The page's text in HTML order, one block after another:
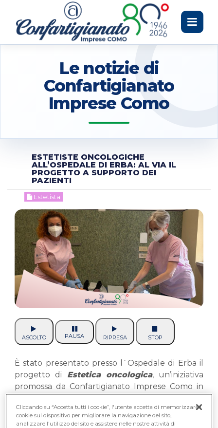
Toggle
Le notizie di
Confartigianato
Imprese Como
ESTETISTE ONCOLOGICHE
ALL’OSPEDALE DI ERBA: AL VIA IL
PROGETTO A SUPPORTO DEI
PAZIENTI
Estetista
ASCOLTO PAUSA RIPRESA STOP
È stato presentato presso l`Ospedale di Erba il
progetto di Estetica oncologica, un’iniziativa
promossa da Confartigianato Imprese Como in
collaborazione con CNA Lombardia Nord-Ovest,
con l’obiettivo di offrire un supporto psicofisico
concreto ai pazienti del Day Hospital oncologico.
Cliccando su “Accetta tutti i cookie”, l'utente accetta di memorizzare i
cookie sul dispositivo per migliorare la navigazione del sito,
analizzare l'utilizzo del sito e assistere nelle nostre attività di